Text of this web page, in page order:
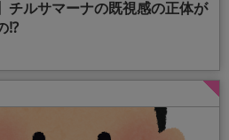
チルサマーナの既視感の正体が
⁉️